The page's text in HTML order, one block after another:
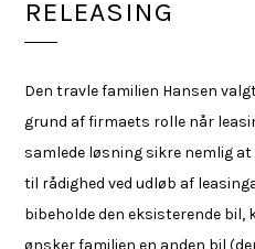
RELEASING
Den travle familien Hansen
grund af firmaets rolle når
samlede løsning sikre nemlig
til rådighed ved udløb af
bibeholde den eksisterende bil,
ønsker familien en anden bil